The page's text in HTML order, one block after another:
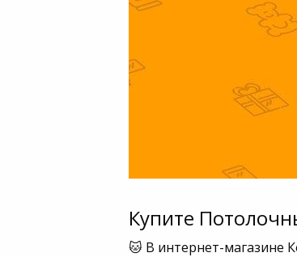
Купите
🐱 В интернет-магазине